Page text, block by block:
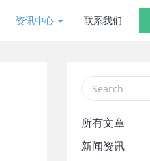
资讯中心 联系我们
所有文章
新闻资讯